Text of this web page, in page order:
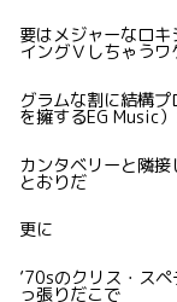
要はメジャーなロ
イングＶしちゃうワ
グラムな割に結構
を擁するEG Music
カンタベリーと隣
とおりだ
更に
’70sのクリス・ス
っ張りだこで